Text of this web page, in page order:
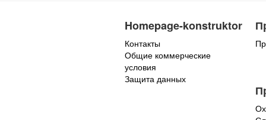
Homepage-konstruktor
Контакты
Общие коммерческие
условия
Защита данных